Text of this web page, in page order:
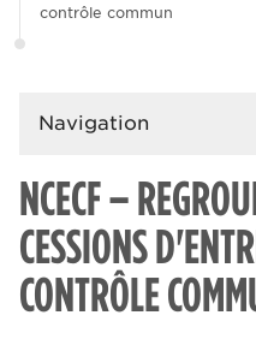
contrôle commun
Navigation
NCECF –
CESSIONS
CONTRÔLE